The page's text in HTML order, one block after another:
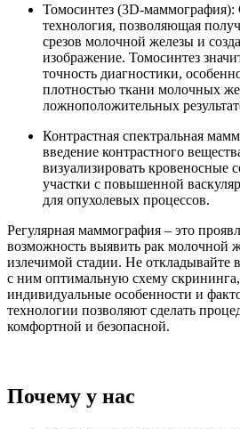
Томосинтез (3D-маммография):
технология, позволяющая
срезов молочной железы и
изображение. Томосинтез
точность диагностики,
плотностью ткани молочных
ложноположительных
Контрастная спектральная
введение контрастного
визуализировать кровеносные
участки с повышенной
для опухолевых процессов.
Регулярная маммография – это
возможность выявить рак молочной
излечимой стадии. Не откладывайте
с ним оптимальную схему
индивидуальные особенности и
технологии позволяют сделать
комфортной и безопасной.
Почему у нас